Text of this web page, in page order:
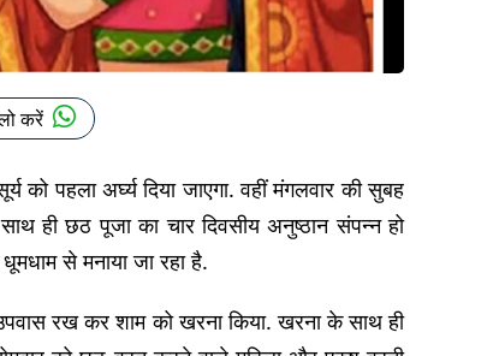
करें
को पहला अर्घ्य दिया जाएगा. वहीं मंगलवार की सुबह
ही छठ पूजा का चार दिवसीय अनुष्ठान संपन्न हो
से मनाया जा रहा है.
रख कर शाम को खरना किया. खरना के साथ ही